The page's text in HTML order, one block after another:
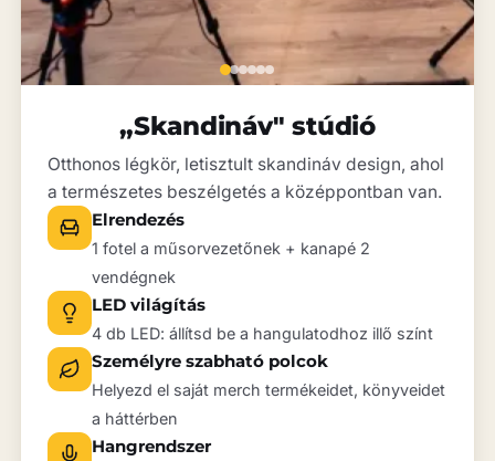
„Skandináv" stúdió
Otthonos légkör, letisztult skandináv design, ahol
a természetes beszélgetés a középpontban van.
Elrendezés
1 fotel a műsorvezetőnek + kanapé 2
vendégnek
LED világítás
4 db LED: állítsd be a hangulatodhoz illő színt
Személyre szabható polcok
Helyezd el saját merch termékeidet, könyveidet
a háttérben
Hangrendszer